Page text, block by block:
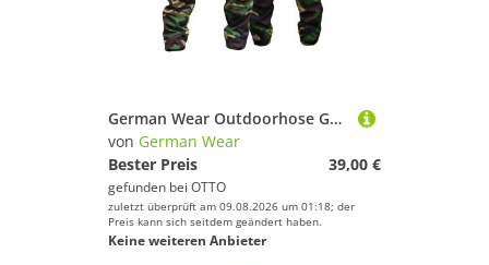
German Wear Outdoorhose GW611T Lange Jagd Jagdhose Jägerhose aus Textilien mit Stickerei
von German Wear
Bester Preis
39,00 €
gefunden bei OTTO
zuletzt überprüft am 09.08.2026 um 01:18; der
Preis kann sich seitdem geändert haben.
Keine weiteren Anbieter